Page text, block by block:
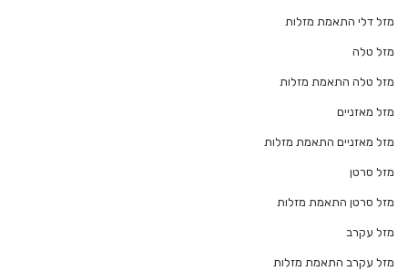
מזל דלי התאמת מזלות
מזל טלה
מזל טלה התאמת מזלות
מזל מאזניים
מזל מאזניים התאמת מזלות
מזל סרטן
מזל סרטן התאמת מזלות
מזל עקרב
מזל עקרב התאמת מזלות